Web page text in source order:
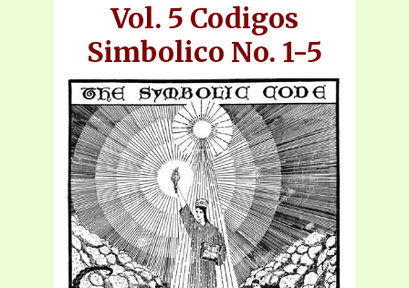
Vol. 5 Codigos
Simbolico No. 1-5